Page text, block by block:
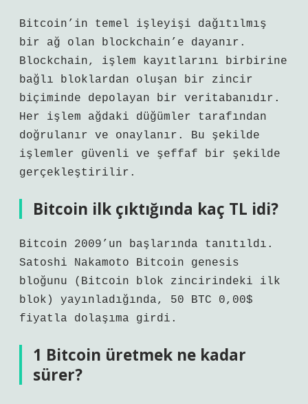
Bitcoin’in temel işleyişi dağıtılmış
bir ağ olan blockchain’e dayanır.
Blockchain, işlem kayıtlarını birbirine
bağlı bloklardan oluşan bir zincir
biçiminde depolayan bir veritabanıdır.
Her işlem ağdaki düğümler tarafından
doğrulanır ve onaylanır. Bu şekilde
işlemler güvenli ve şeffaf bir şekilde
gerçekleştirilir.
Bitcoin ilk çıktığında kaç TL idi?
Bitcoin 2009’un başlarında tanıtıldı.
Satoshi Nakamoto Bitcoin genesis
bloğunu (Bitcoin blok zincirindeki ilk
blok) yayınladığında, 50 BTC 0,00$
fiyatla dolaşıma girdi.
1 Bitcoin üretmek ne kadar
sürer?